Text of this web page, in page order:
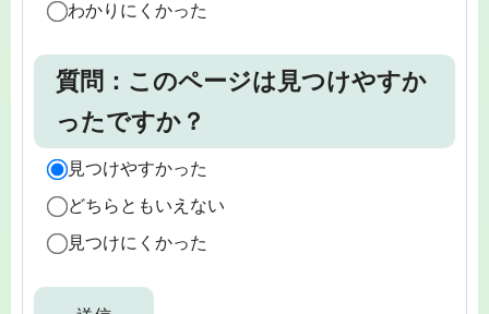
わかりにくかった
質問：このページは見つけやすか
ったですか？
見つけやすかった
どちらともいえない
見つけにくかった